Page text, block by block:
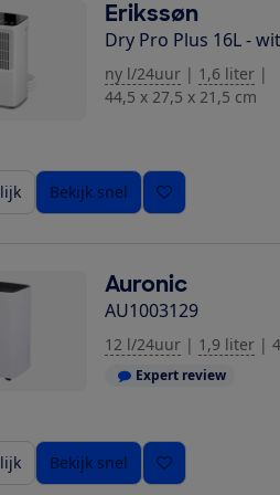
Erikssøn
Dry Pro Plus 16L - wit
ny l/24uur | 1,6 liter |
44,5 x 27,5 x 21,5 cm
Bekijk snel
Auronic
AU1003129
12 l/24uur | 1,9 liter |
Expert review
Bekijk snel